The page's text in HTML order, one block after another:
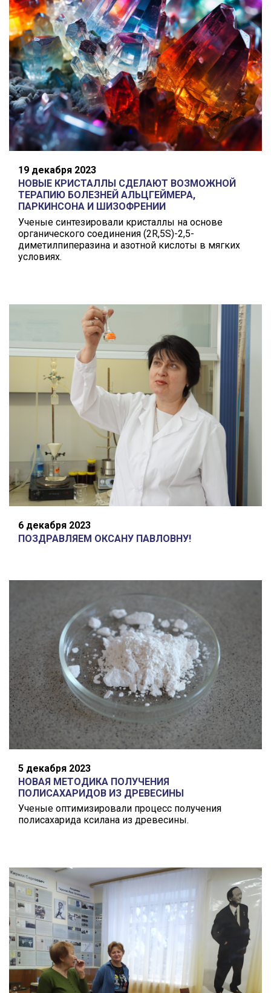
19 декабря 2023
НОВЫЕ КРИСТАЛЛЫ СДЕЛАЮТ ВОЗМОЖНОЙ
ТЕРАПИЮ БОЛЕЗНЕЙ АЛЬЦГЕЙМЕРА,
ПАРКИНСОНА И ШИЗОФРЕНИИ
Ученые синтезировали кристаллы на основе
органического соединения (2R,5S)-2,5-
диметилпиперазина и азотной кислоты в мягких
условиях.
6 декабря 2023
ПОЗДРАВЛЯЕМ ОКСАНУ ПАВЛОВНУ!
5 декабря 2023
НОВАЯ МЕТОДИКА ПОЛУЧЕНИЯ
ПОЛИСАХАРИДОВ ИЗ ДРЕВЕСИНЫ
Ученые оптимизировали процесс получения
полисахарида ксилана из древесины.